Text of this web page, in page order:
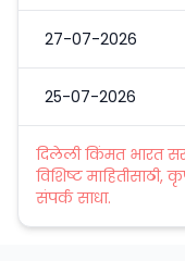
27-07-2026
25-07-2026
दिलेली किंमत भारत
विशिष्ट माहितीसाठी,
संपर्क साधा.